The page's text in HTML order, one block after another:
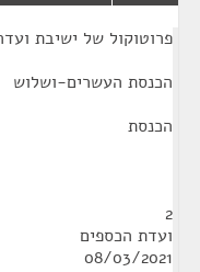
פרוטוקול של ישיבת
הכנסת העשרים-ושלוש
הכנסת
2
ועדת הכספים
08/03/2021